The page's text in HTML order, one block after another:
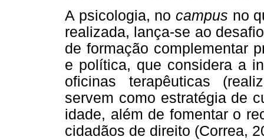
A psicologia, no campus no
realizada, lança-se ao
de formação complementar
e política, que considera a
oficinas terapêuticas
servem como estratégia de
idade, além de fomentar o
cidadãos de direito (Correa,